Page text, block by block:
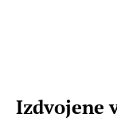
Izdvojene